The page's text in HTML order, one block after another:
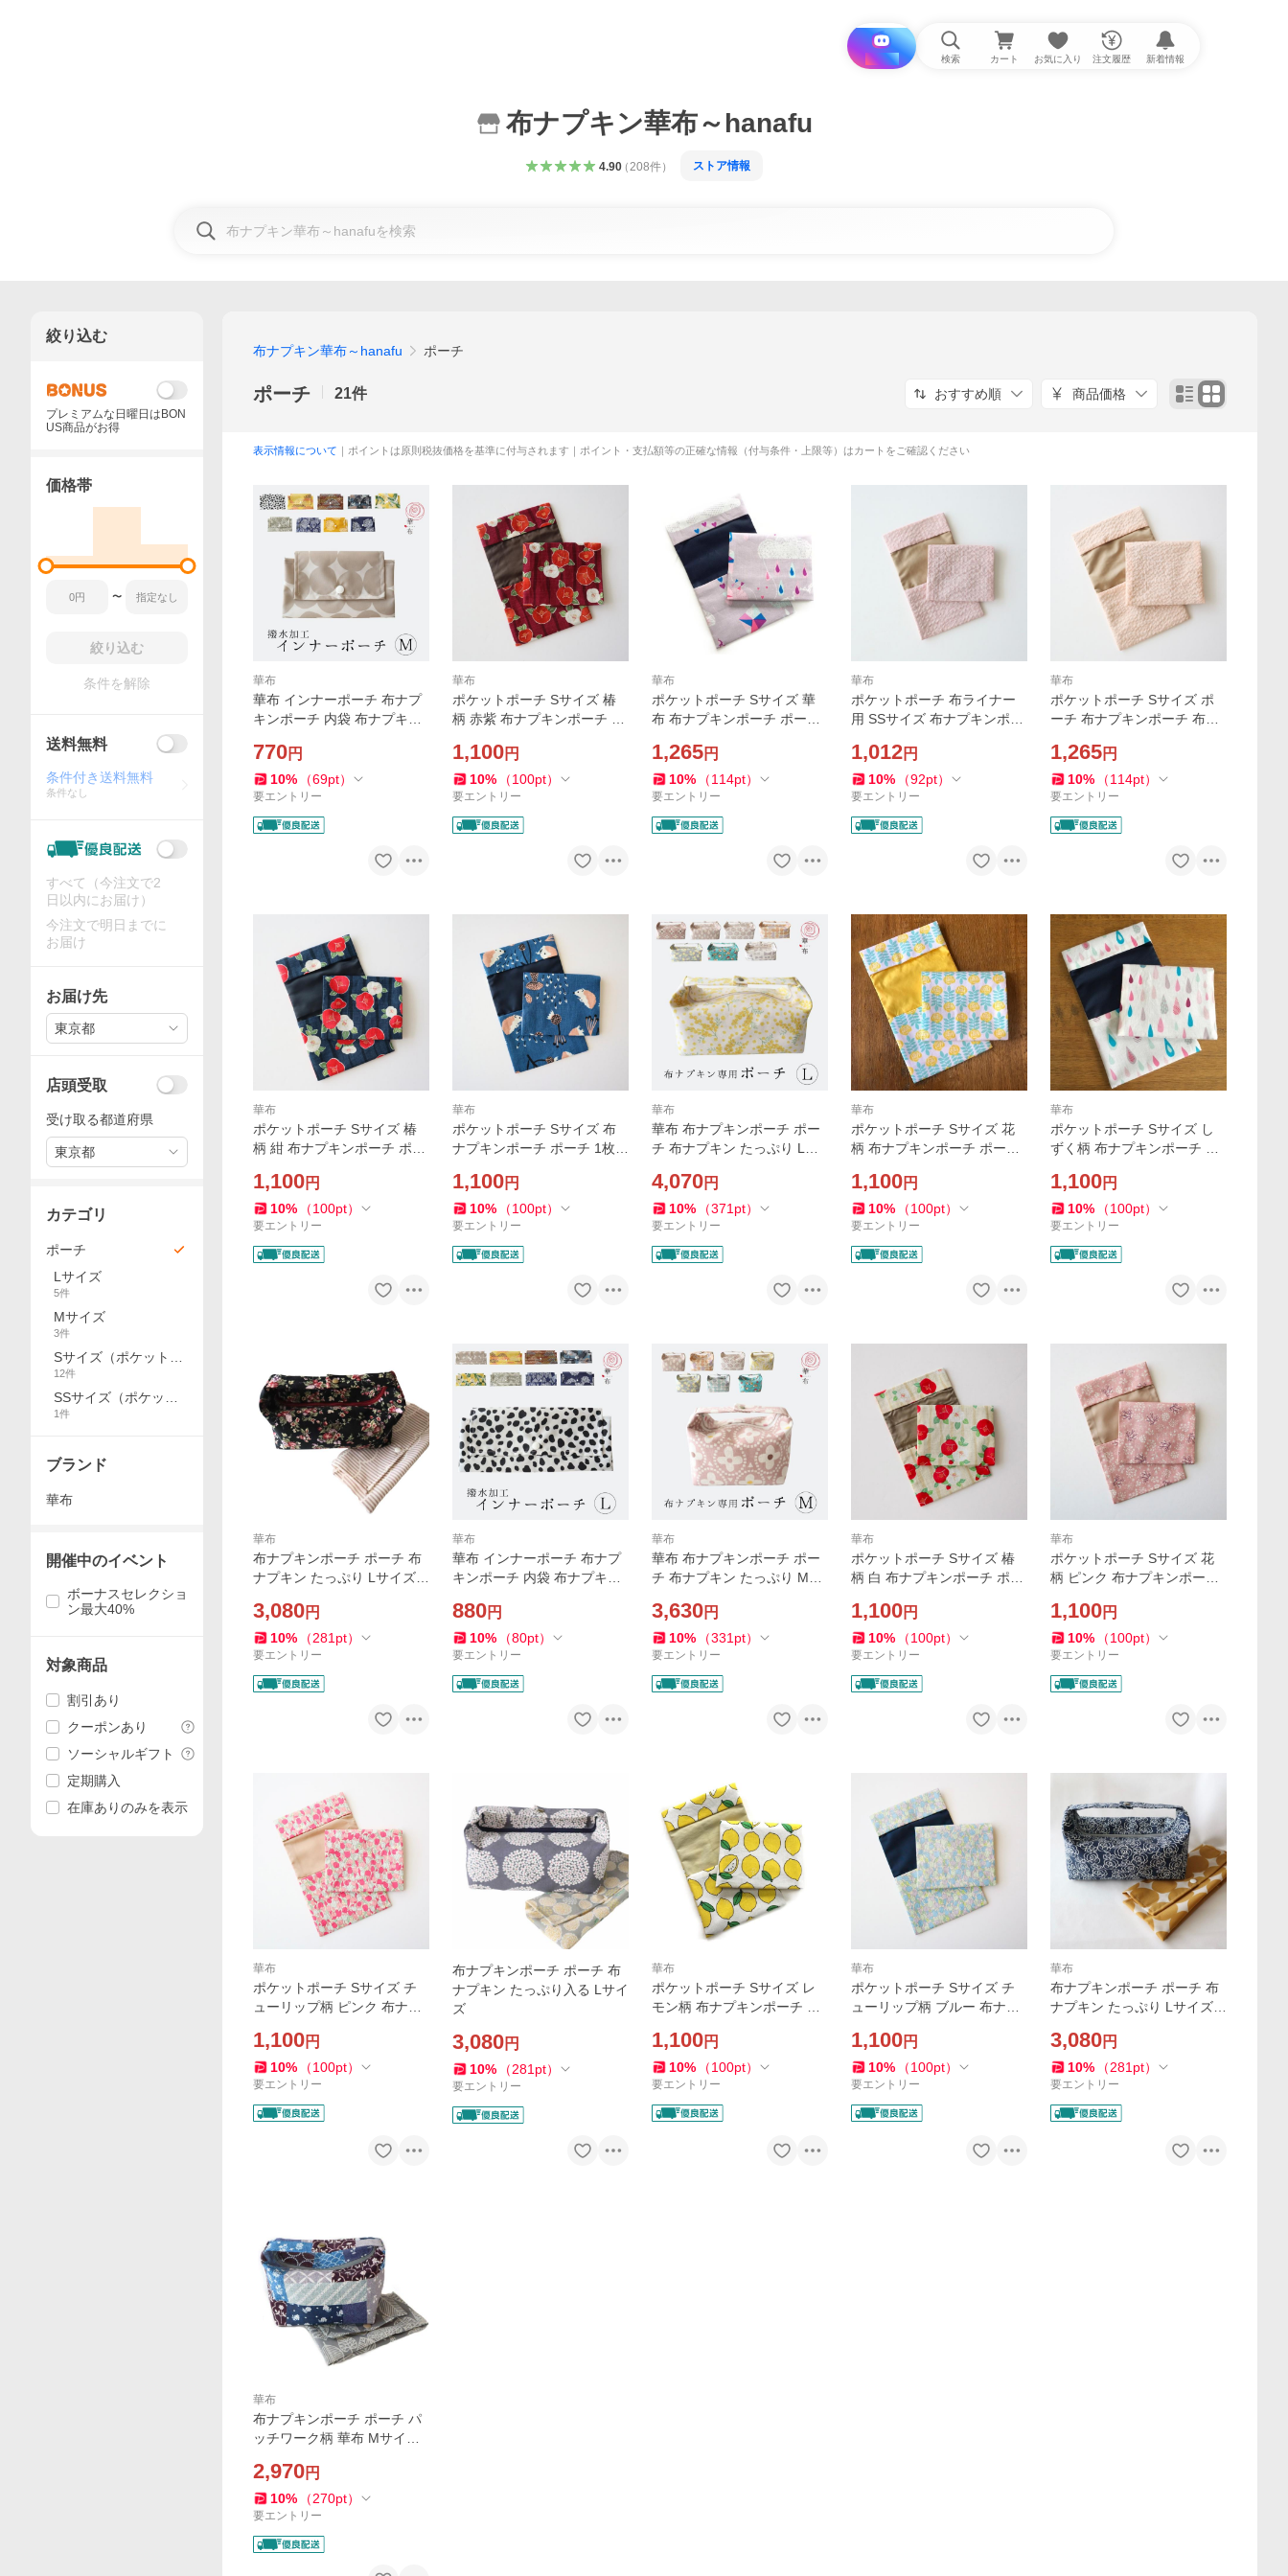
i と探す 検索 カート お気に入り 注文履歴 新着情報
布ナプキン華布～hanafu
4.90（ 208件） ストア情報
布ナプキン華布～hanafu ポーチ
ポーチ 21件 おすすめ順 商品価格
表示情報について ｜ポイントは原則税抜価格を基準に付与されます｜ポイント・支払額等の正確な情報（付与条件・上限等）はカートをご確認ください
華布
華布 インナーポーチ 布ナプ
キンポーチ 内袋 布ナプキン
ナプキンポーチ 布ナプキン
収納 生理用品収納 フェムケ
ア 日本製
770円
10% （69pt）
要エントリー
華布
ポケットポーチ Sサイズ 椿
柄 赤紫 布ナプキンポーチ ポ
送料無料
1,100円
10% （100pt）
要エントリー
華布
ポケットポーチ Sサイズ 華
布 布ナプキンポーチ ポーチ
北欧テイスト cloud クラウド
内側防水 サニタリー 日本製
1,265円
10% （114pt）
要エントリー
華布
ポケットポーチ 布ライナー
用 SSサイズ 布ナプキンポー
ーガニックコットン 日本製
1,012円
10% （92pt）
要エントリー
華布
ポケットポーチ Sサイズ ポ
ーチ 布ナプキンポーチ 布ナ
ガニックコットン 日本製
1,265円
10% （114pt）
要エントリー
華布
ポケットポーチ Sサイズ 椿
柄 紺 布ナプキンポーチ ポー
料無料
1,100円
10% （100pt）
要エントリー
華布
ポケットポーチ Sサイズ 布
ナプキンポーチ ポーチ 1枚持
日本製 ハリネズミ ブルー グ
リーン
1,100円
10% （100pt）
要エントリー
華布
華布 布ナプキンポーチ ポー
チ 布ナプキン たっぷり Lサ
キンポーチ おむつポーチ 布
ナプキン収納 生理用品収納
フェムケア 日本製
4,070円
10% （371 pt）
要エントリー
華布
ポケットポーチ Sサイズ 花
柄 布ナプキンポーチ ポーチ
無料
1,100円
10% （100pt）
要エントリー
華布
ポケットポーチ Sサイズ し
ずく柄 布ナプキンポーチ ポ
便送料無料
1,100円
10% （100pt）
要エントリー
華布
布ナプキンポーチ ポーチ 布
ナプキン たっぷり Lサイズ
3,080円
10% （281 pt）
要エントリー
華布
華布 インナーポーチ 布ナプ
キンポーチ 内袋 布ナプキン
ポーチ ナプキンポーチ 布ナ
プキン収納 生理用品収納 フ
ェムケア 日本製
880円
10% （80pt）
要エントリー
華布
華布 布ナプキンポーチ ポー
チ 布ナプキン たっぷり Mサ
キンポーチ 布ナプキン収納
生理用品収納 フェムケア 日
本製
3,630円
10% （331 pt）
要エントリー
華布
ポケットポーチ Sサイズ 椿
柄 白 布ナプキンポーチ ポー
料無料
1,100円
10% （100pt）
要エントリー
華布
ポケットポーチ Sサイズ 花
柄 ピンク 布ナプキンポーチ
便送料無料
1,100円
10% （100pt）
要エントリー
華布
ポケットポーチ Sサイズ チ
ューリップ柄 ピンク 布ナプ
き用 メール便送料無料
1,100円
10% （100pt）
要エントリー
布ナプキンポーチ ポーチ 布
ナプキン たっぷり入る Lサイ
ズ
3,080円
10% （281 pt）
要エントリー
華布
ポケットポーチ Sサイズ レ
モン柄 布ナプキンポーチ ポ
送料無料
1,100円
10% （100pt）
要エントリー
華布
ポケットポーチ Sサイズ チ
ューリップ柄 ブルー 布ナプ
き用 メール便送料無料
1,100円
10% （100pt）
要エントリー
華布
布ナプキンポーチ ポーチ 布
ナプキン たっぷり Lサイズ
3,080円
10% （281 pt）
要エントリー
華布
布ナプキンポーチ ポーチ パ
ッチワーク柄 華布 Mサイズ
2,970円
10% （270pt）
要エントリー
絞り込む
プレミアムな日曜日はBON
US商品がお得
価格帯
〜
絞り込む
条件を解除
送料無料
条件付き送料無料
条件なし
すべて（今注文で2
日以内にお届け）
今注文で明日までに
お届け
お届け先
東京都
店頭受取
受け取る都道府県
東京都
カテゴリ
ポーチ
Lサイズ
5件
Mサイズ
3件
Sサイズ（ポケットポ
ーチ）
12件
SSサイズ（ポケット
ポーチ）
1件
ブランド
華布
開催中のイベント
ボーナスセレクショ
ン最大40%
対象商品
割引あり
クーポンあり
ソーシャルギフト
定期購入
在庫ありのみを表示